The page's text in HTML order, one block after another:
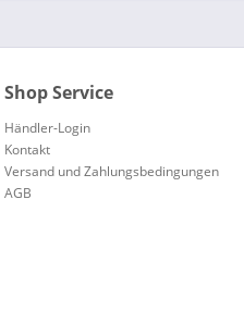
Shop Service
Händler-Login
Kontakt
Versand und Zahlungsbedingungen
AGB